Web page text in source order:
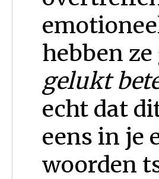
hebben
gelukt
echt dat
eens in je
woorden